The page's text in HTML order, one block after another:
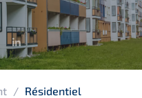
TwitterLinkedIn
/ Résidentiel